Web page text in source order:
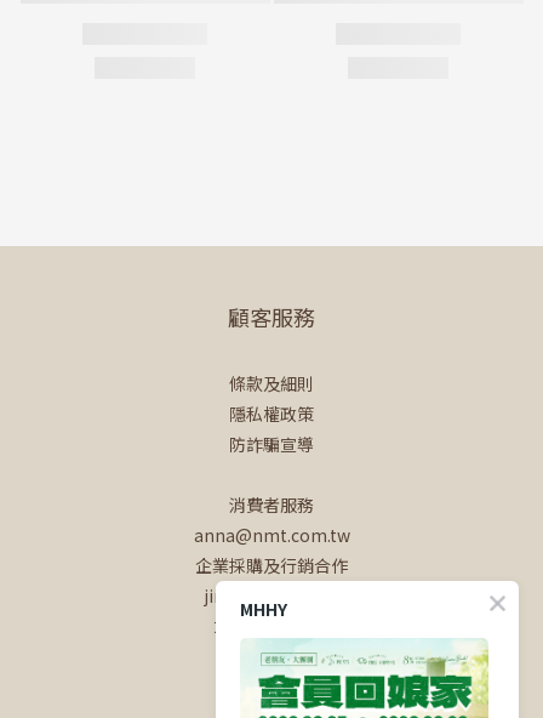
顧客服務
條款及細則
隱私權政策
防詐騙宣導
消費者服務
anna@nmt.com.tw
企業採購及行銷合作
jin@nmt.com.tw
或聯繫
MHHY